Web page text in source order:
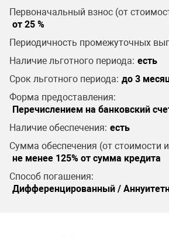
Первоначальный взнос (от
от 25 %
Периодичность промежуточных
Наличие льготного периода: есть
Срок льготного периода: до 3
Форма предоставления:
Перечислением на банковский
Наличие обеспечения: есть
Сумма обеспечения (от стоимости
не менее 125% от сумма кредита
Способ погашения:
Дифференцированный /